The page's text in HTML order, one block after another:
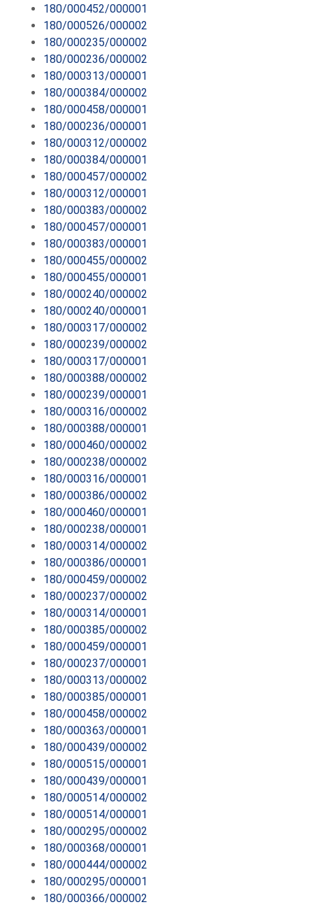
180/000452/000001
180/000526/000002
180/000235/000002
180/000236/000002
180/000313/000001
180/000384/000002
180/000458/000001
180/000236/000001
180/000312/000002
180/000384/000001
180/000457/000002
180/000312/000001
180/000383/000002
180/000457/000001
180/000383/000001
180/000455/000002
180/000455/000001
180/000240/000002
180/000240/000001
180/000317/000002
180/000239/000002
180/000317/000001
180/000388/000002
180/000239/000001
180/000316/000002
180/000388/000001
180/000460/000002
180/000238/000002
180/000316/000001
180/000386/000002
180/000460/000001
180/000238/000001
180/000314/000002
180/000386/000001
180/000459/000002
180/000237/000002
180/000314/000001
180/000385/000002
180/000459/000001
180/000237/000001
180/000313/000002
180/000385/000001
180/000458/000002
180/000363/000001
180/000439/000002
180/000515/000001
180/000439/000001
180/000514/000002
180/000514/000001
180/000295/000002
180/000368/000001
180/000444/000002
180/000295/000001
180/000366/000002